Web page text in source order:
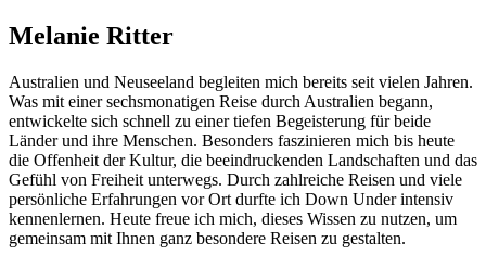
Melanie Ritter
Australien und Neuseeland begleiten mich bereits seit vielen Jahren.
Was mit einer sechsmonatigen Reise durch Australien begann,
entwickelte sich schnell zu einer tiefen Begeisterung für beide
Länder und ihre Menschen. Besonders faszinieren mich bis heute
die Offenheit der Kultur, die beeindruckenden Landschaften und das
Gefühl von Freiheit unterwegs. Durch zahlreiche Reisen und viele
persönliche Erfahrungen vor Ort durfte ich Down Under intensiv
kennenlernen. Heute freue ich mich, dieses Wissen zu nutzen, um
gemeinsam mit Ihnen ganz besondere Reisen zu gestalten.